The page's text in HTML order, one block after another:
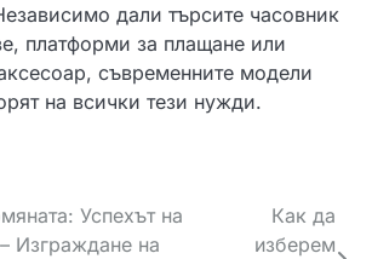
дали търсите часовник
платформи за плащане или
съвременните модели
на всички тези нужди.
Успехът на
Изграждане на
Как да
изберем